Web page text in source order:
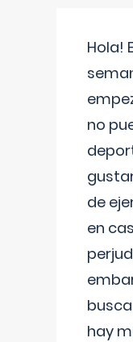
Hola!
no
de
en
hay